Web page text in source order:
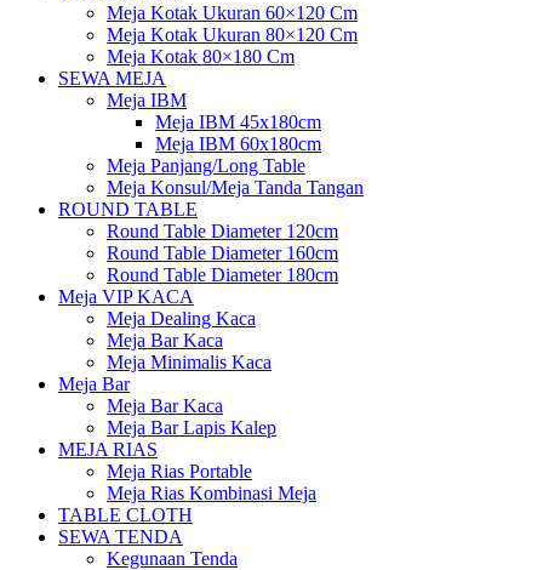
Meja Kotak Ukuran 60×120 Cm
Meja Kotak Ukuran 80×120 Cm
Meja Kotak 80×180 Cm
SEWA MEJA
Meja IBM
Meja IBM 45x180cm
Meja IBM 60x180cm
Meja Panjang/Long Table
Meja Konsul/Meja Tanda Tangan
ROUND TABLE
Round Table Diameter 120cm
Round Table Diameter 160cm
Round Table Diameter 180cm
Meja VIP KACA
Meja Dealing Kaca
Meja Bar Kaca
Meja Minimalis Kaca
Meja Bar
Meja Bar Kaca
Meja Bar Lapis Kalep
MEJA RIAS
Meja Rias Portable
Meja Rias Kombinasi Meja
TABLE CLOTH
SEWA TENDA
Kegunaan Tenda